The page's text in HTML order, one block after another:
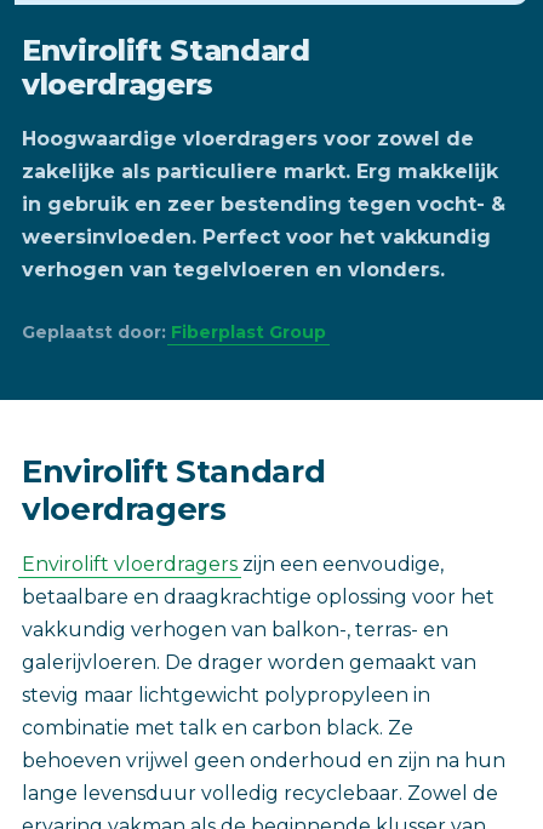
Envirolift Standard
vloerdragers
Hoogwaardige vloerdragers voor zowel de
zakelijke als particuliere markt. Erg makkelijk
in gebruik en zeer bestending tegen vocht- &
weersinvloeden. Perfect voor het vakkundig
verhogen van tegelvloeren en vlonders.
Geplaatst door: Fiberplast Group
Envirolift Standard
vloerdragers
Envirolift vloerdragers zijn een eenvoudige,
betaalbare en draagkrachtige oplossing voor het
vakkundig verhogen van balkon-, terras- en
galerijvloeren. De drager worden gemaakt van
stevig maar lichtgewicht polypropyleen in
combinatie met talk en carbon black. Ze
behoeven vrijwel geen onderhoud en zijn na hun
lange levensduur volledig recyclebaar. Zowel de